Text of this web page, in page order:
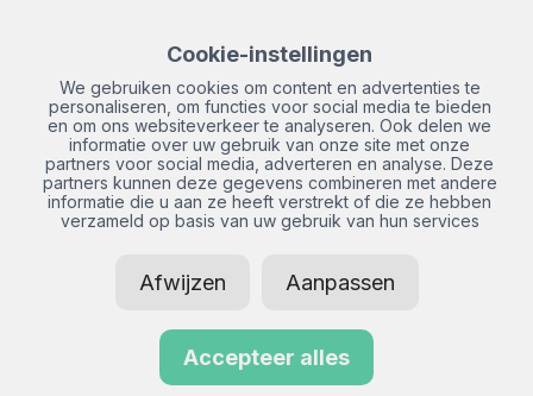
Oogmeting
Vacatures
Veelgestelde vragen
Contact
van Ringh Optiek is gecertificeerd door
Cookie-instellingen
We gebruiken cookies om content en advertenties te
personaliseren, om functies voor social media te bieden
en om ons websiteverkeer te analyseren. Ook delen we
informatie over uw gebruik van onze site met onze
partners voor social media, adverteren en analyse. Deze
partners kunnen deze gegevens combineren met andere
informatie die u aan ze heeft verstrekt of die ze hebben
verzameld op basis van uw gebruik van hun services
Afwijzen Aanpassen
Accepteer alles